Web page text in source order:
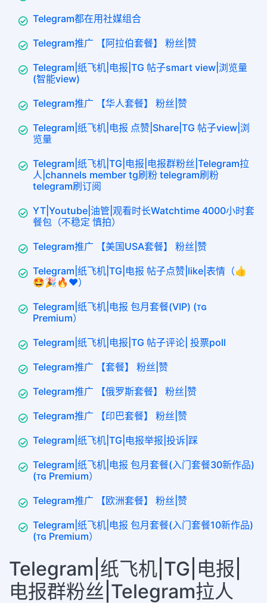
Telegram都在用社媒组合
Telegram推广 【阿拉伯套餐】 粉丝|赞
Telegram|纸飞机|电报|TG 帖子smart view|浏览量
(智能view)
Telegram推广 【华人套餐】 粉丝|赞
Telegram|纸飞机|电报 点赞|Share|TG 帖子view|浏
览量
Telegram|纸飞机|TG|电报|电报群粉丝|Telegram拉
人|channels member tg刷粉 telegram刷粉
telegram刷订阅
YT|Youtube|油管|观看时长Watchtime 4000小时套
餐包（不稳定 慎拍）
Telegram推广 【美国USA套餐】 粉丝|赞
Telegram|纸飞机|TG|电报 帖子点赞|like|表情（👍
🤩🎉🔥❤️）
Telegram|纸飞机|电报 包月套餐(VIP) (ᴛɢ
Premium）
Telegram|纸飞机|电报|TG 帖子评论| 投票poll
Telegram推广 【套餐】 粉丝|赞
Telegram推广 【俄罗斯套餐】 粉丝|赞
Telegram推广 【印巴套餐】 粉丝|赞
Telegram|纸飞机|TG|电报举报|投诉|踩
Telegram|纸飞机|电报 包月套餐(入门套餐30新作品)
(ᴛɢ Premium）
Telegram推广 【欧洲套餐】 粉丝|赞
Telegram|纸飞机|电报 包月套餐(入门套餐10新作品)
(ᴛɢ Premium）
Telegram|纸飞机|TG|电报|
电报群粉丝|Telegram拉人